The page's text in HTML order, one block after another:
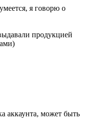
я говорю о
продукцией
аккаунта, может быть